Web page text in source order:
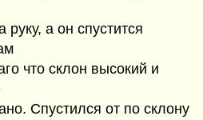
а он спустится
что склон высокий и
Спустился от по склону